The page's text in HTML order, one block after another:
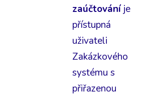
zaúčtování je
přístupná
uživateli
Zakázkového
systému s
přiřazenou